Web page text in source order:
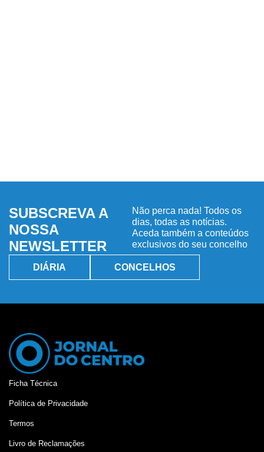
SUBSCREVA A
NOSSA
NEWSLETTER
Não perca nada! Todos os
dias, todas as notícias.
Aceda também a conteúdos
exclusivos do seu concelho
DIÁRIA CONCELHOS
Ficha Técnica
Política de Privacidade
Termos
Livro de Reclamações